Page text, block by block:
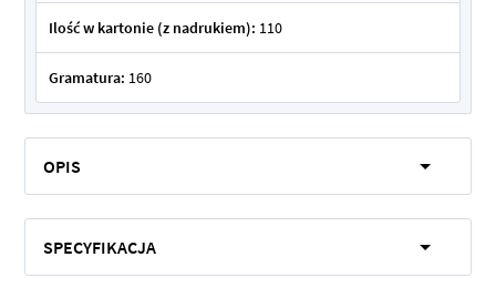
Ilość w kartonie (z nadrukiem): 110
Gramatura: 160
OPIS
SPECYFIKACJA